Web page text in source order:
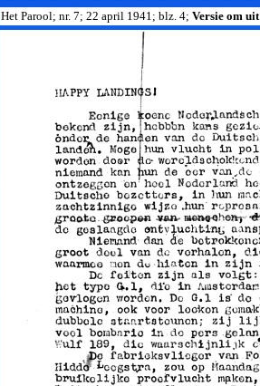
Het Parool; nr. 7; 22 april 1941; blz. 4; Versie om